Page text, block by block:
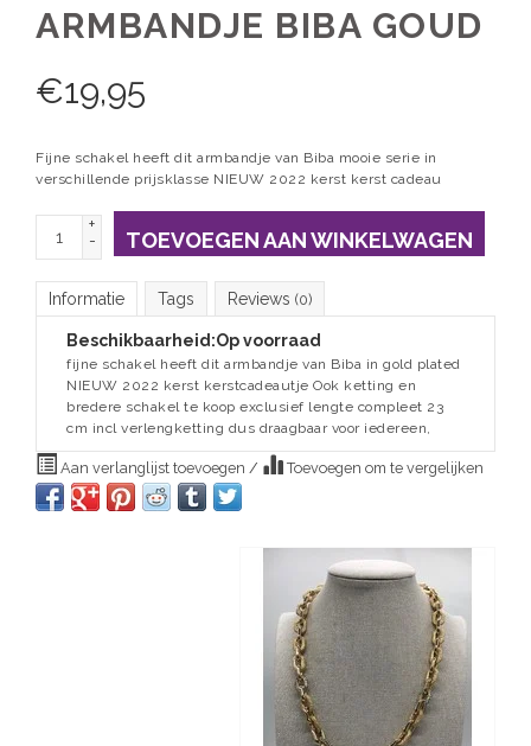
ARMBANDJE BIBA GOUD
€19,95
Fijne schakel heeft dit armbandje van Biba mooie serie in
verschillende prijsklasse NIEUW 2022 kerst kerst cadeau
+
-
TOEVOEGEN AAN WINKELWAGEN
Informatie Tags Reviews (0)
Beschikbaarheid:Op voorraad
fijne schakel heeft dit armbandje van Biba in gold plated
NIEUW 2022 kerst kerstcadeautje Ook ketting en
bredere schakel te koop exclusief lengte compleet 23
cm incl verlengketting dus draagbaar voor iedereen,
Aan verlanglijst toevoegen / Toevoegen om te vergelijken